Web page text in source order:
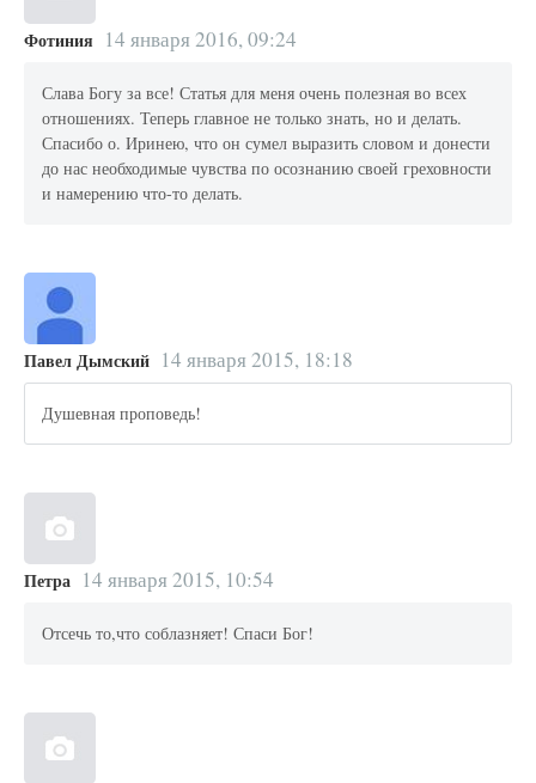
Фотиния 14 января 2016, 09:24
Слава Богу за все! Статья для меня очень полезная во всех
отношениях. Теперь главное не только знать, но и делать.
Спасибо о. Иринею, что он сумел выразить словом и донести
до нас необходимые чувства по осознанию своей греховности
и намерению что-то делать.
Павел Дымский 14 января 2015, 18:18
Душевная проповедь!
Петра 14 января 2015, 10:54
Отсечь то,что соблазняет! Спаси Бог!